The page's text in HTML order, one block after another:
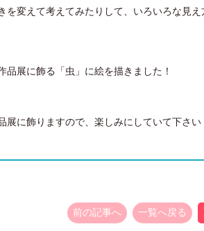
を変えて考えてみたりして、いろいろな見え
品展に飾る「虫」に絵を描きました！
展に飾りますので、楽しみにしていて下さい
前の記事へ 一覧へ戻る